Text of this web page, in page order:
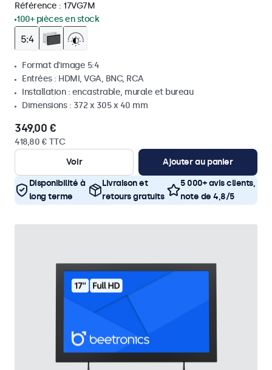
Référence : 17VG7M
100+ pièces en stock
Format d'image 5:4
Entrées : HDMI, VGA, BNC, RCA
Installation : encastrable, murale et bureau
Dimensions : 372 x 305 x 40 mm
349,00 €
418,80 € TTC
Voir
Ajouter au panier
Disponibilité à
long terme
Livraison et
retours gratuits
5 000+ avis clients,
note de 4,8/5